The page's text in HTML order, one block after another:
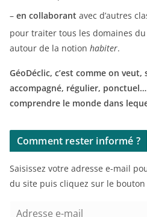
– en collaborant avec d’autres
pour traiter tous les domaines
autour de la notion habiter.
GéoDéclic, c’est comme on
accompagné, régulier,
comprendre le monde dans
Comment rester informé ?
Saisissez votre adresse e-mail
du site puis cliquez sur le bouton